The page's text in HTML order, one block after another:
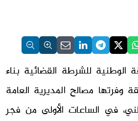
الوطنية للشرطة القضائية بناء
مصالح المديرية العامة
في الساعات الأولى من فجر